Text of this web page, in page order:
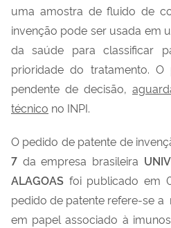
uma amostra de fluido de
invenção pode ser usada em
da saúde para classificar
prioridade do tratamento.
pendente de decisão,
técnico no INPI.
O pedido de patente de
7 da empresa brasileira
ALAGOAS foi publicado em
pedido de patente refere-se
em papel associado à